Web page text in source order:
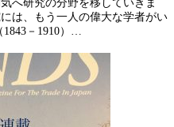
へ研究の分野を移していきま
は、もう一人の偉大な学者がい
－1910）…